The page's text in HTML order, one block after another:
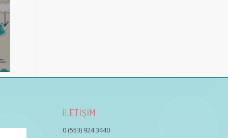
İLETİŞİM
0 (553) 924 3440